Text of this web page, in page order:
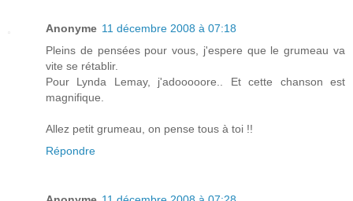
Anonyme 11 décembre 2008 à 07:18
Pleins de pensées pour vous, j'espere que le grumeau va
vite se rétablir.
Pour Lynda Lemay, j'adooooore.. Et cette chanson est
magnifique.
Allez petit grumeau, on pense tous à toi !!
Répondre